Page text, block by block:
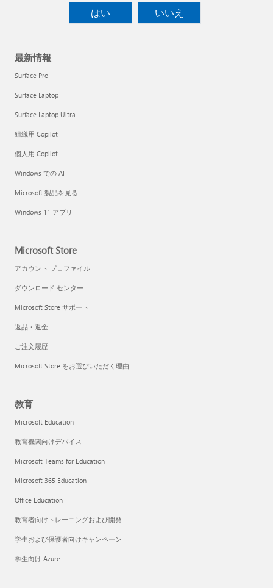
はい
いいえ
最新情報
Surface Pro
Surface Laptop
Surface Laptop Ultra
組織用 Copilot
個人用 Copilot
Windows での AI
Microsoft 製品を見る
Windows 11 アプリ
Microsoft Store
アカウント プロファイル
ダウンロード センター
Microsoft Store サポート
返品・返金
ご注文履歴
Microsoft Store をお選びいただく理由
教育
Microsoft Education
教育機関向けデバイス
Microsoft Teams for Education
Microsoft 365 Education
Office Education
教育者向けトレーニングおよび開発
学生および保護者向けキャンペーン
学生向け Azure